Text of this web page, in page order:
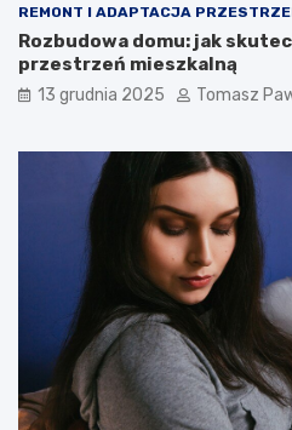
REMONT I ADAPTACJA
Rozbudowa domu: jak
przestrzeń mieszkalną
13 grudnia 2025 Tomasz